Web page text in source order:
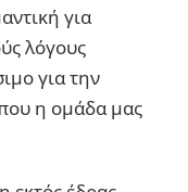
για
λόγους
για την
που η ομάδα μας